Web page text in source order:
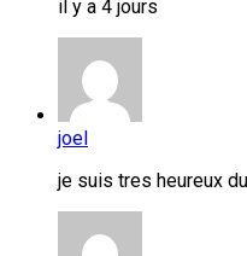
il y a 4 jours
joel
je suis tres heureux